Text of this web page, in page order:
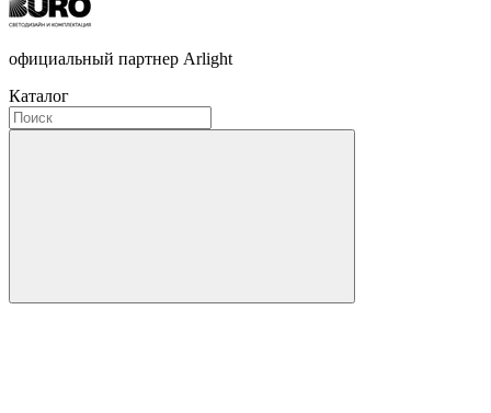
официальный партнер Arlight
Каталог